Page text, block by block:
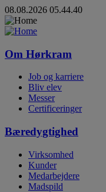
08.08.2026 05.44.40
Om Hørkram
Job og karriere
Bliv elev
Messer
Certificeringer
Bæredygtighed
Virksomhed
Kunder
Medarbejdere
Madspild